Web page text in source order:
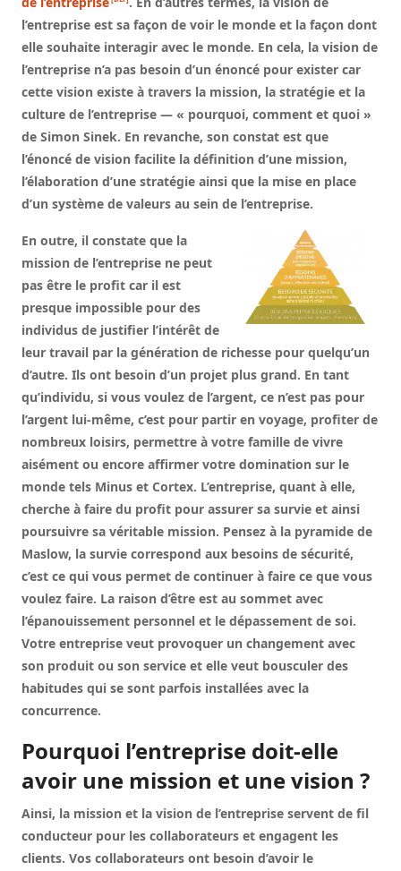
l’entreprise est sa façon de voir le monde et la façon dont
elle souhaite interagir avec le monde. En cela, la vision de
l’entreprise n’a pas besoin d’un énoncé pour exister car
cette vision existe à travers la mission, la stratégie et la
culture de l’entreprise — « pourquoi, comment et quoi »
de Simon Sinek. En revanche, son constat est que
l’énoncé de vision facilite la définition d’une mission,
l’élaboration d’une stratégie ainsi que la mise en place
d’un système de valeurs au sein de l’entreprise.
En outre, il constate que la
mission de l’entreprise ne peut
pas être le profit car il est
presque impossible pour des
individus de justifier l’intérêt de
leur travail par la génération de richesse pour quelqu’un
d’autre. Ils ont besoin d’un projet plus grand. En tant
qu’individu, si vous voulez de l’argent, ce n’est pas pour
l’argent lui-même, c’est pour partir en voyage, profiter de
nombreux loisirs, permettre à votre famille de vivre
aisément ou encore affirmer votre domination sur le
monde tels Minus et Cortex. L’entreprise, quant à elle,
cherche à faire du profit pour assurer sa survie et ainsi
poursuivre sa véritable mission. Pensez à la pyramide de
Maslow, la survie correspond aux besoins de sécurité,
c’est ce qui vous permet de continuer à faire ce que vous
voulez faire. La raison d’être est au sommet avec
l’épanouissement personnel et le dépassement de soi.
Votre entreprise veut provoquer un changement avec
son produit ou son service et elle veut bousculer des
habitudes qui se sont parfois installées avec la
concurrence.
Pourquoi l’entreprise doit-elle
avoir une mission et une vision ?
Ainsi, la mission et la vision de l’entreprise servent de fil
conducteur pour les collaborateurs et engagent les
clients. Vos collaborateurs ont besoin d’avoir le